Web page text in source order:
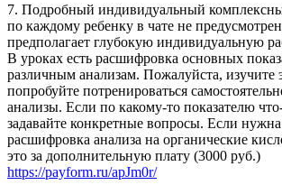
7. Подробный индивидуальный
по каждому ребенку в чате не
предполагает глубокую индивидуальную
В уроках есть расшифровка основных
различным анализам. Пожалуйста, изучите
попробуйте потренироваться
анализы. Если по какому-то показателю
задавайте конкретные вопросы. Если
расшифровка анализа на органические
это за дополнительную плату (3000 руб.)
https://payform.ru/apJm0r/